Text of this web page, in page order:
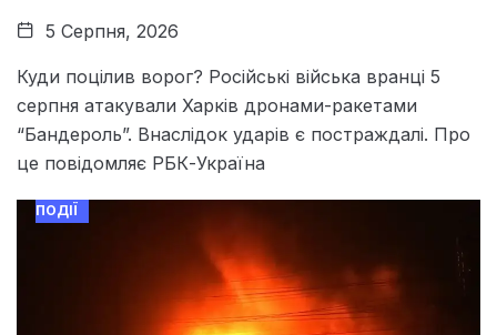
5 Серпня, 2026
Куди поцілив ворог? Російські війська вранці 5
серпня атакували Харків дронами-ракетами
“Бандероль”. Внаслідок ударів є постраждалі. Про
це повідомляє РБК-Україна
ПОДІЇ